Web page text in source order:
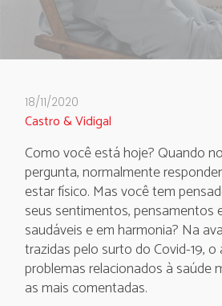
18/11/2020
Castro & Vidigal
Como você está hoje? Quando
pergunta, normalmente
estar físico. Mas você tem
seus sentimentos, pensamentos
saudáveis e em harmonia? Na
trazidas pelo surto do Covid-19,
problemas relacionados à saúde
as mais comentadas.